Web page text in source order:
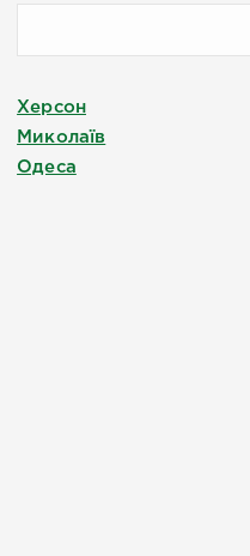
Херсон
Миколаїв
Одеса